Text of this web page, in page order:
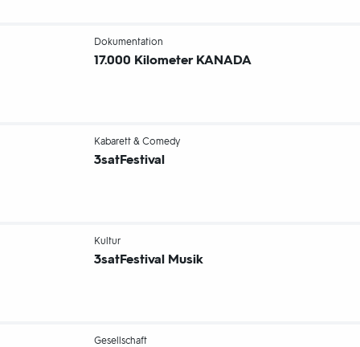
Dokumentation
17.000 Kilometer KANADA
Kabarett & Comedy
3satFestival
Kultur
3satFestival Musik
Gesellschaft-